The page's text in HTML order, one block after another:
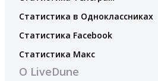
Статистика в Одноклассниках
Статистика Facebook
Статистика Макс
О LiveDune